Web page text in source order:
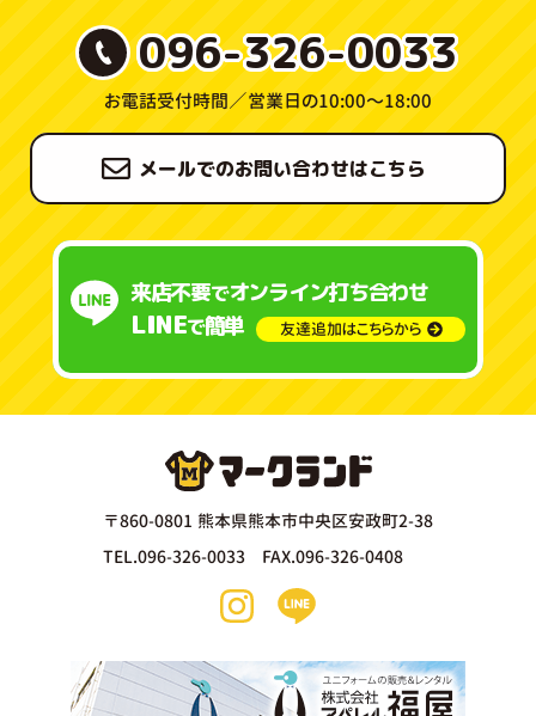
096-326-0033
お電話受付時間／営業日の10:00〜18:00
メールでのお問い合わせはこちら
来店不要でオンライン打ち合わせ
LINEで簡単 友達追加はこちらから
〒860-0801 熊本県熊本市中央区安政町2-38
TEL.096-326-0033 FAX.096-326-0408